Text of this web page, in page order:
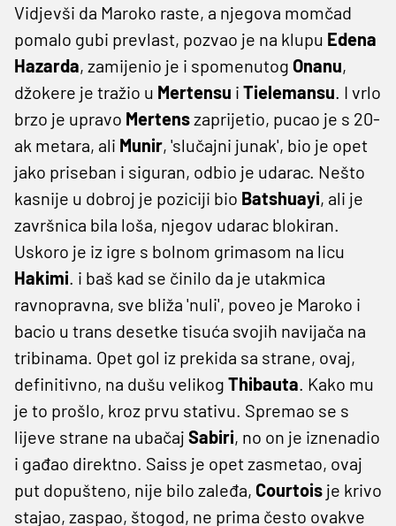
Vidjevši da Maroko raste, a njegova momčad
pomalo gubi prevlast, pozvao je na klupu Edena
Hazarda, zamijenio je i spomenutog Onanu,
džokere je tražio u Mertensu i Tielemansu. I vrlo
brzo je upravo Mertenszaprijetio, pucao je s 20-
ak metara, ali Munir, 'slučajni junak', bio je opet
jako priseban i siguran, odbio je udarac. Nešto
kasnije u dobroj je poziciji bio Batshuayi, ali je
završnica bila loša, njegov udarac blokiran.
Uskoro je iz igre s bolnom grimasom na licu
Hakimi. i baš kad se činilo da je utakmica
ravnopravna, sve bliža 'nuli', poveo je Maroko i
bacio u trans desetke tisuća svojih navijača na
tribinama. Opet gol iz prekida sa strane, ovaj,
definitivno, na dušu velikog Thibauta. Kako mu
je to prošlo, kroz prvu stativu. Spremao se s
lijeve strane na ubačaj Sabiri, no on je iznenadio
i gađao direktno. Saiss je opet zasmetao, ovaj
put dopušteno, nije bilo zaleđa, Courtois je krivo
stajao, zaspao, štogod, ne prima često ovakve